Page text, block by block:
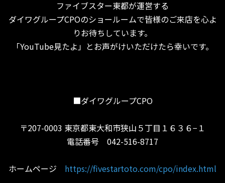
ファイブスター東都が運営する
ダイワグループCPOのショールームで皆様のご来店を心よ
りお待ちしています。
「YouTube見たよ」とお声がけいただけたら幸いです。
■ダイワグループCPO
〒207-0003 東京都東大和市狭山５丁目１６３６−１
電話番号 042-516-8717
ホームページ https://fivestartoto.com/cpo/index.html